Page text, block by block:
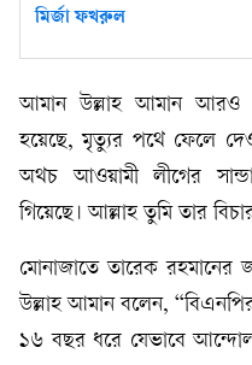
মির্জা ফখরুল
আমান উল্লাহ আমান আরও
হয়েছে, মৃত্যুর পথে ফেলে
অথচ আওয়ামী লীগের
গিয়েছে। আল্লাহ তুমি তার
মোনাজাতে তারেক
উল্লাহ আমান বলেন, “বিএনপির
১৬ বছর ধরে যেভাবে